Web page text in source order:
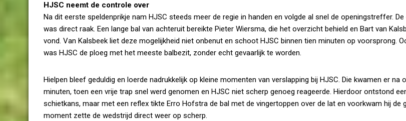
HJSC neemt de controle over
Na dit eerste speldenprikje nam HJSC steeds meer de regie in handen en volgde al snel de openingstreffer.
was direct raak. Een lange bal van achteruit bereikte Pieter Wiersma, die het overzicht behield en Bart van
vond. Van Kalsbeek liet deze mogelijkheid niet onbenut en schoot HJSC binnen tien minuten op voorsprong.
was HJSC de ploeg met het meeste balbezit, zonder echt gevaarlijk te worden.
Hielpen bleef geduldig en loerde nadrukkelijk op kleine momenten van verslapping bij HJSC. Die kwamen er na
minuten, toen een vrije trap snel werd genomen en HJSC niet scherp genoeg reageerde. Hierdoor ontstond
schietkans, maar met een reflex tikte Erro Hofstra de bal met de vingertoppen over de lat en voorkwam hij de
moment zette de wedstrijd direct weer op scherp.